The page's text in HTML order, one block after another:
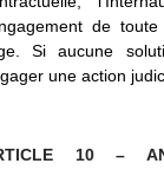
de
Si aucune
une action
10 –